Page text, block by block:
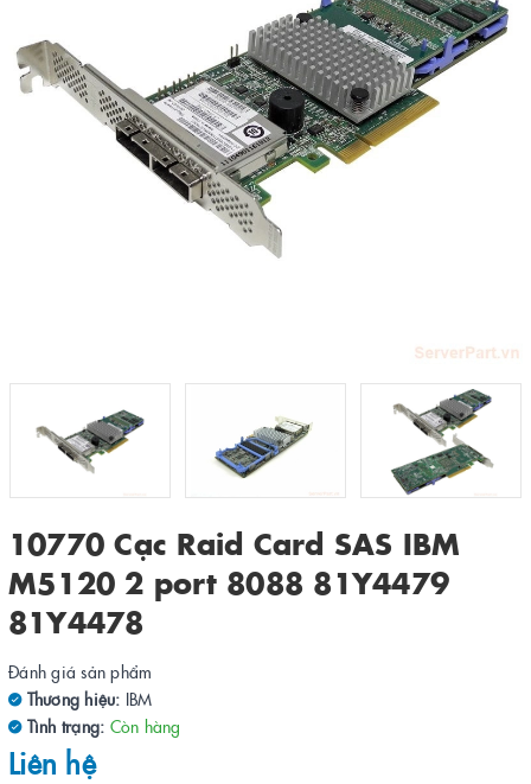
10770 Cạc Raid Card SAS IBM
M5120 2 port 8088 81Y4479
81Y4478
Đánh giá sản phẩm
Thương hiệu: IBM
Tình trạng: Còn hàng
Liên hệ